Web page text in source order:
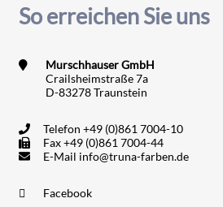
So erreichen Sie uns
Murschhauser GmbH
Crailsheimstraße 7a
D-83278 Traunstein
Telefon +49 (0)861 7004-10
Fax+49 (0)861 7004-44
E-Mail info@truna-farben.de
Facebook